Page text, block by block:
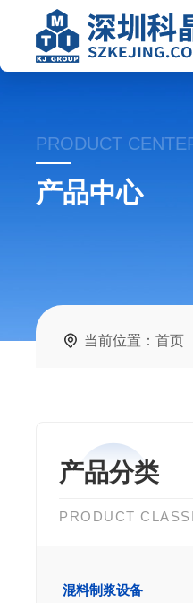
PRODUCT
产品中心
当前位置：首页
产品分类
PRODUCT
混料制浆设备